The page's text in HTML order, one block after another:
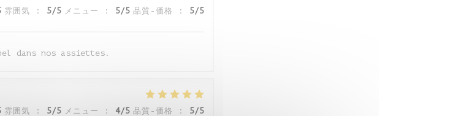
雰囲気 : 5/5 メニュー : 5/5 品質-価格 : 5/5
dans nos assiettes.
雰囲気 : 5/5 メニュー : 4/5 品質-価格 : 5/5